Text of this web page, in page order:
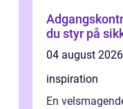
du styr på
04 august 2026
inspiration
En